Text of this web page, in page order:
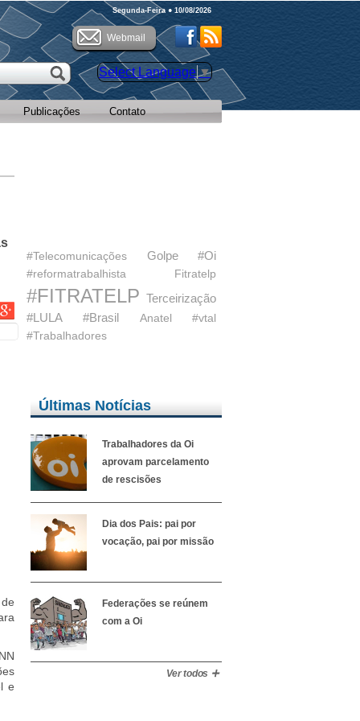
Segunda-Feira ● 10/08/2026
Webmail
Select Language ▼
Publicações Contato
TwitterGoogle Plus
e
#Telecomunicações Golpe #Oi
#reformatrabalhista Fitratelp
#FITRATELP Terceirização
#LULA
#Brasil Anatel
#vtal
#Trabalhadores
Últimas Notícias
Trabalhadores da Oi
aprovam parcelamento
de rescisões
Dia dos Pais: pai por
vocação, pai por missão
Federações se reúnem
com a Oi
Ver todos